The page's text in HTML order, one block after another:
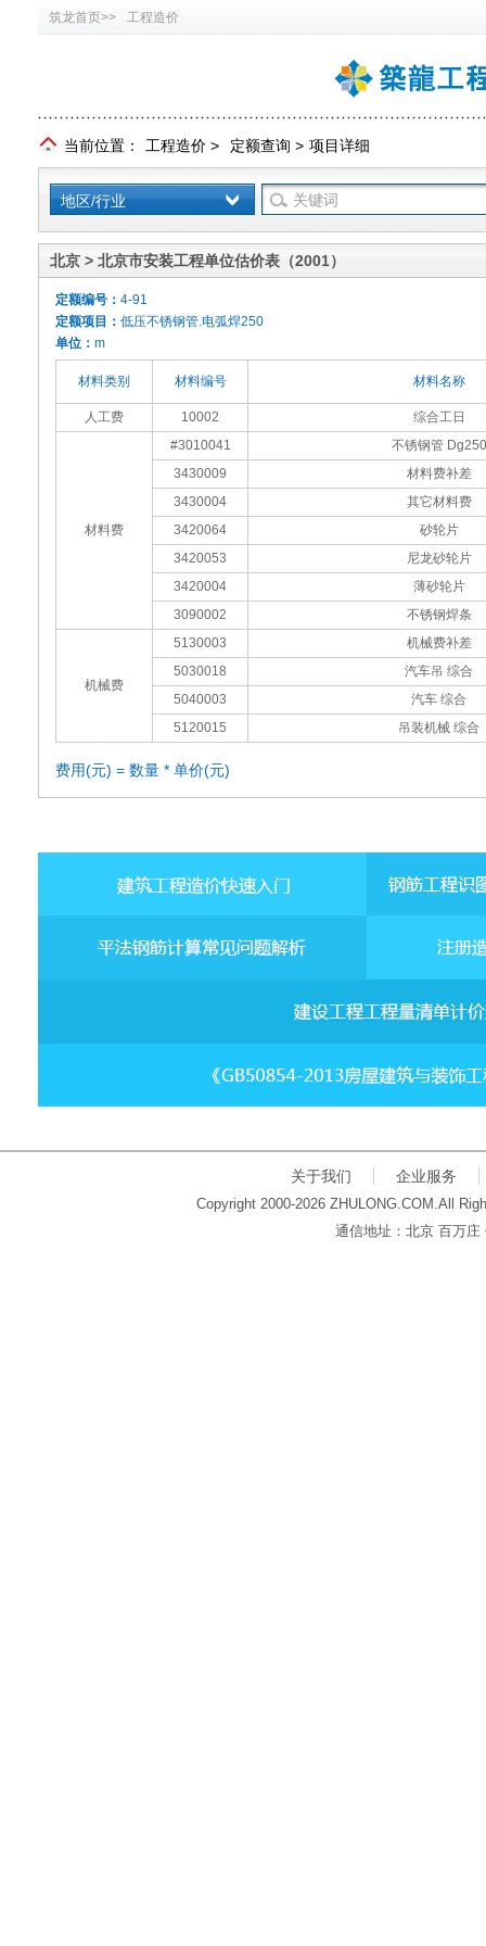
筑龙首页>> 工程造价
当前位置： 工程造价 > 定额查询 > 项目详细
地区/行业
北京 > 北京市安装工程单位估价表（2001）
定额编号： 4-91
定额项目： 低压不锈钢管.电弧焊250
单位： m
材料类别 材料编号 材料名称
人工费 10002 综合工日
材料费
#3010041
不锈钢管 Dg250
3430009
材料费补差
3430004
其它材料费
3420064
砂轮片
3420053
尼龙砂轮片
3420004
薄砂轮片
3090002
不锈钢焊条
机械费
5130003
机械费补差
5030018
汽车吊 综合
5040003
汽车 综合
5120015
吊装机械 综合
费用(元) = 数量 * 单价(元)
关于我们 企业服务
Copyright 2000-2026 ZHULONG.COM.All
通信地址：北京 百万